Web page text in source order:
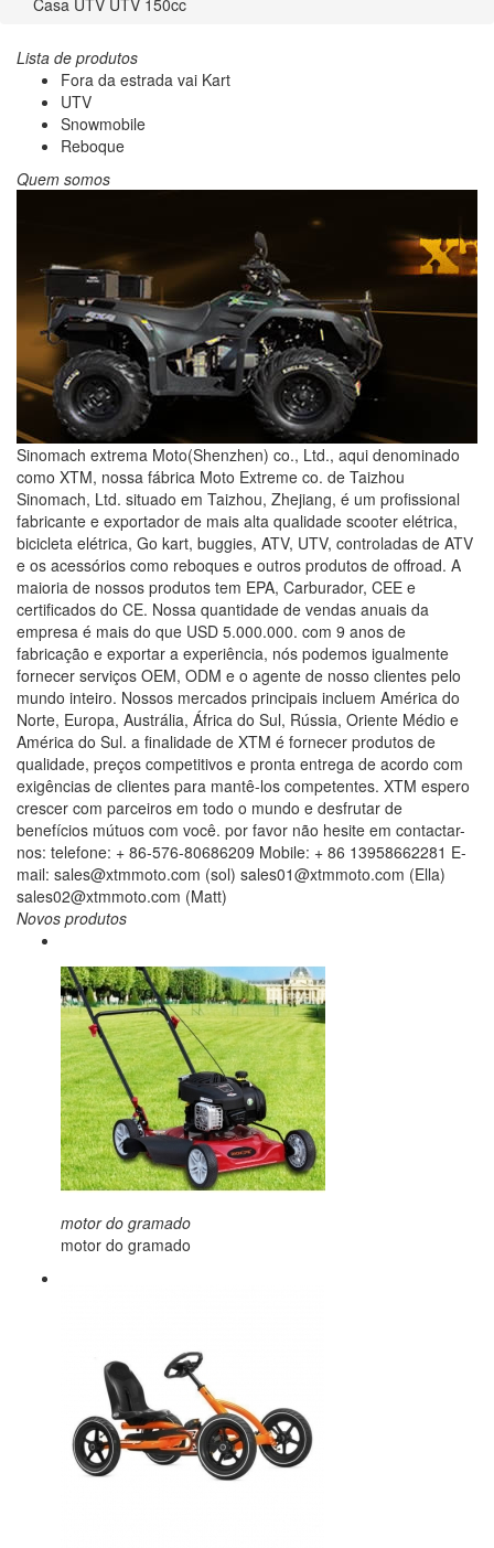
Casa UTV UTV 150cc
Lista de produtos
Fora da estrada vai Kart
UTV
Snowmobile
Reboque
Quem somos
Sinomach extrema Moto(Shenzhen) co., Ltd., aqui denominado
como XTM, nossa fábrica Moto Extreme co. de Taizhou
Sinomach, Ltd. situado em Taizhou, Zhejiang, é um profissional
fabricante e exportador de mais alta qualidade scooter elétrica,
bicicleta elétrica, Go kart, buggies, ATV, UTV, controladas de ATV
e os acessórios como reboques e outros produtos de offroad. A
maioria de nossos produtos tem EPA, Carburador, CEE e
certificados do CE. Nossa quantidade de vendas anuais da
empresa é mais do que USD 5.000.000. com 9 anos de
fabricação e exportar a experiência, nós podemos igualmente
fornecer serviços OEM, ODM e o agente de nosso clientes pelo
mundo inteiro. Nossos mercados principais incluem América do
Norte, Europa, Austrália, África do Sul, Rússia, Oriente Médio e
América do Sul. a finalidade de XTM é fornecer produtos de
qualidade, preços competitivos e pronta entrega de acordo com
exigências de clientes para mantê-los competentes. XTM espero
crescer com parceiros em todo o mundo e desfrutar de
benefícios mútuos com você. por favor não hesite em contactar-
nos: telefone: + 86-576-80686209 Mobile: + 86 13958662281 E-
mail: sales@xtmmoto.com (sol) sales01@xtmmoto.com (Ella)
sales02@xtmmoto.com (Matt)
Novos produtos
motor do gramado
motor do gramado